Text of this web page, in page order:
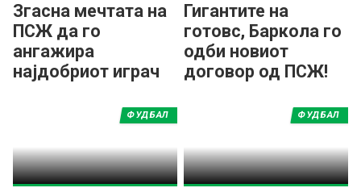
Згасна мечтата на
ПСЖ да го
ангажира
најдобриот играч
Гигантите на
готовс, Баркола го
одби новиот
договор од ПСЖ!
ФУДБАЛ ФУДБАЛ